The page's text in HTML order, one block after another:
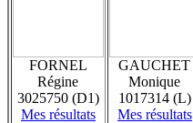
FORNEL
Régine
3025750 (D1)
Mes résultats
GAUCHET
Monique
1017314 (L)
Mes résultats